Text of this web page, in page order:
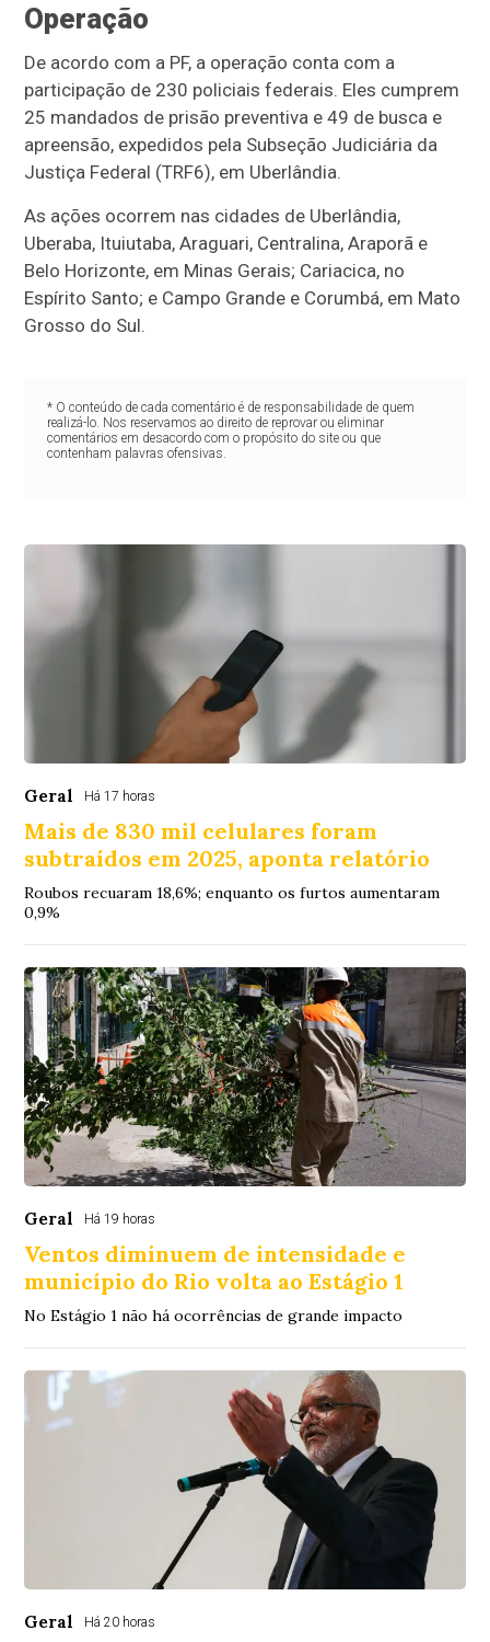
Operação
De acordo com a PF, a operação conta com a
participação de 230 policiais federais. Eles cumprem
25 mandados de prisão preventiva e 49 de busca e
apreensão, expedidos pela Subseção Judiciária da
Justiça Federal (TRF6), em Uberlândia.
As ações ocorrem nas cidades de Uberlândia,
Uberaba, Ituiutaba, Araguari, Centralina, Araporã e
Belo Horizonte, em Minas Gerais; Cariacica, no
Espírito Santo; e Campo Grande e Corumbá, em Mato
Grosso do Sul.
* O conteúdo de cada comentário é de responsabilidade de quem
realizá-lo. Nos reservamos ao direito de reprovar ou eliminar
comentários em desacordo com o propósito do site ou que
contenham palavras ofensivas.
Geral Há 17 horas
Mais de 830 mil celulares foram
subtraídos em 2025, aponta relatório
Roubos recuaram 18,6%; enquanto os furtos aumentaram
0,9%
Geral Há 19 horas
Ventos diminuem de intensidade e
município do Rio volta ao Estágio 1
No Estágio 1 não há ocorrências de grande impacto
Geral Há 20 horas